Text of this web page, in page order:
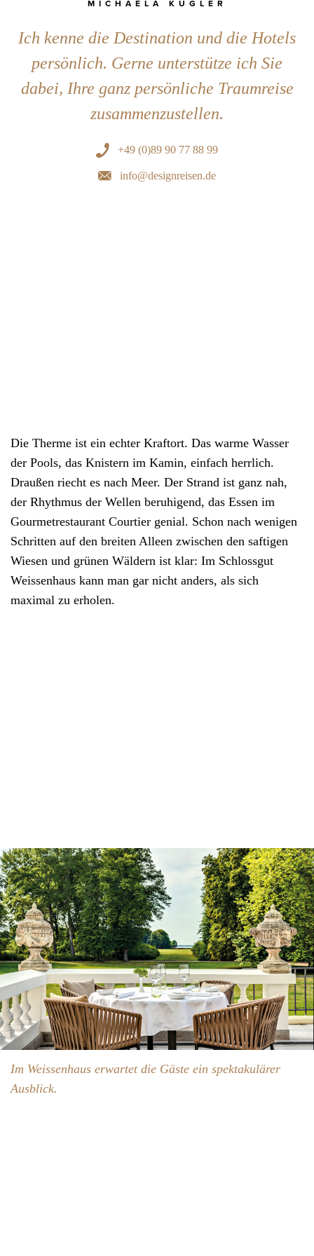
MICHAELA KÜGLER
Ich kenne die Destination und die Hotels
persönlich. Gerne unterstütze ich Sie
dabei, Ihre ganz persönliche Traumreise
zusammenzustellen.
+49 (0)89 90 77 88 99
info@designreisen.de
Die Therme ist ein echter Kraftort. Das warme Wasser
der Pools, das Knistern im Kamin, einfach herrlich.
Draußen riecht es nach Meer. Der Strand ist ganz nah,
der Rhythmus der Wellen beruhigend, das Essen im
Gourmetrestaurant Courtier genial. Schon nach wenigen
Schritten auf den breiten Alleen zwischen den saftigen
Wiesen und grünen Wäldern ist klar: Im Schlossgut
Weissenhaus kann man gar nicht anders, als sich
maximal zu erholen.
Im Weissenhaus erwartet die Gäste ein spektakulärer
Ausblick.